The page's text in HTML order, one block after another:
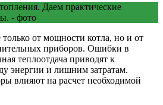
от мощности котла, но и от
приборов. Ошибки в
теплоотдача приводят к
энергии и лишним затратам.
влияют на расчет необходимой